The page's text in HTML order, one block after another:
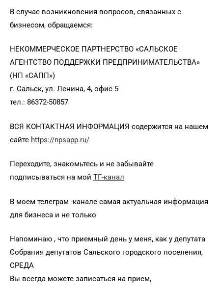
В случае возникновения вопросов, связанных с
бизнесом, обращаемся:
НЕКОММЕРЧЕСКОЕ ПАРТНЕРСТВО «САЛЬСКОЕ
АГЕНТСТВО ПОДДЕРЖКИ ПРЕДПРИНИМАТЕЛЬСТВА»
(НП «САПП»)
г. Сальск, ул. Ленина, 4, офис 5
тел.: 86372-50857
ВСЯ КОНТАКТНАЯ ИНФОРМАЦИЯ содержится на нашем
сайте https://npsapp.ru/
Переходите, знакомьтесь и не забывайте
подписываться на мой ТГ-канал
В моем телеграм -канале самая актуальная информация
для бизнеса и не только
Напоминаю , что приемный день у меня, как у депутата
Собрания депутатов Сальского городского поселения,
СРЕДА
Вы всегда можете записаться на прием,